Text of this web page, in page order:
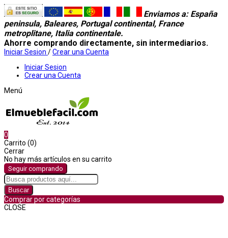
Enviamos a: España
peninsula, Baleares, Portugal continental, France
metroplitane, Italia continentale.
Ahorre comprando directamente, sin intermediarios.
Iniciar Sesion /Crear una Cuenta
Iniciar Sesion
Crear una Cuenta
Menú
0
Carrito (0)
Cerrar
No hay más artículos en su carrito
Seguir comprando
Buscar
Comprar por categorías
CLOSE